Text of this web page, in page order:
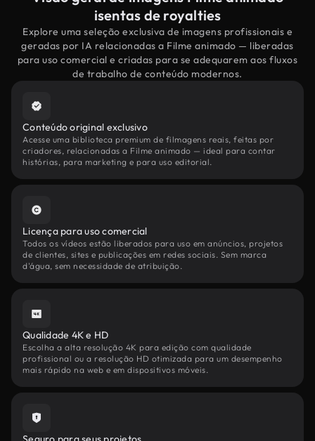
isentas de royalties
Explore uma seleção exclusiva de imagens profissionais e
geradas por IA relacionadas a Filme animado — liberadas
para uso comercial e criadas para se adequarem aos fluxos
de trabalho de conteúdo modernos.
Conteúdo original exclusivo
Acesse uma biblioteca premium de filmagens reais, feitas por
criadores, relacionadas a Filme animado — ideal para contar
histórias, para marketing e para uso editorial.
Licença para uso comercial
Todos os vídeos estão liberados para uso em anúncios, projetos
de clientes, sites e publicações em redes sociais. Sem marca
d'água, sem necessidade de atribuição.
Qualidade 4K e HD
Escolha a alta resolução 4K para edição com qualidade
profissional ou a resolução HD otimizada para um desempenho
mais rápido na web e em dispositivos móveis.